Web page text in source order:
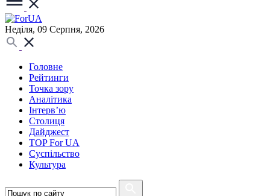
Неділя, 09 Серпня, 2026
Головне
Рейтинги
Точка зору
Аналітика
Інтерв’ю
Столиця
Дайджест
TOP For UA
Суспiльство
Культура